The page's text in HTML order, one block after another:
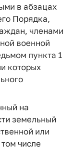
в абзацах
Порядка,
членами
военной
пункта 1
которых
на
земельный
или
числе